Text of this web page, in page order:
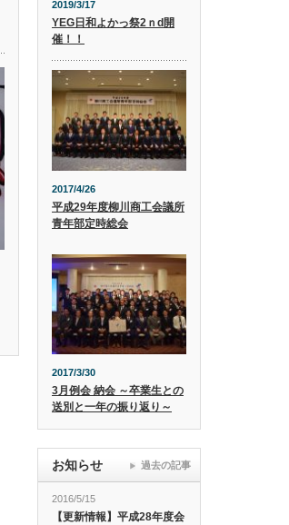
2019/3/17
YEG日和よかっ祭2ｎd開
催！！
2017/4/26
平成29年度柳川商工会議所
青年部定時総会
2017/3/30
3月例会 納会 ～卒業生との
送別と一年の振り返り～
お知らせ
2016/5/15
【更新情報】平成28年度会
過去の記事